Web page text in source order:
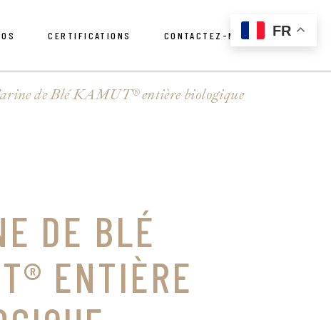
CERTIFICATIONS CONTACTEZ-NOUS
Politique de confidentialité
de Blé KAMUT® entière biologique
DE BLÉ
ENTIÈRE
FR